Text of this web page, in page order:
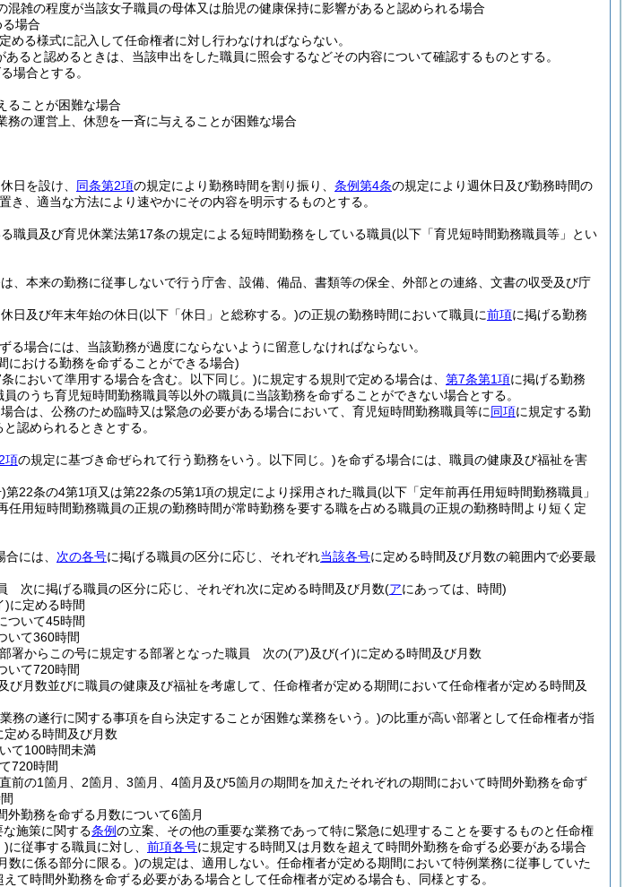
雑の程度が当該女子職員の母体又は胎児の健康保持に影響があると認められる場合
場合
める様式に記入して任命権者に対し行わなければならない。
ると認めるときは、当該申出をした職員に照会するなどその内容について確認するものとする。
場合とする。
ることが困難な場合
の運営上、休憩を一斉に与えることが困難な場合
日を設け、 同条第2項の規定により勤務時間を割り振り、 条例第4条の規定により週休日及び勤務時間の
き、適当な方法により速やかにその内容を明示するものとする。
職員及び育児休業法第17条の規定による短時間勤務をしている職員(以下「育児短時間勤務職員等」とい
、本来の勤務に従事しないで行う庁舎、設備、備品、書類等の保全、外部との連絡、文書の収受及び庁
日及び年末年始の休日(以下「休日」と総称する。)の正規の勤務時間において職員に前項に掲げる勤務
る場合には、当該勤務が過度にならないように留意しなければならない。
における勤務を命ずることができる場合)
において準用する場合を含む。以下同じ。)に規定する規則で定める場合は、 第7条第1項に掲げる勤務
のうち育児短時間勤務職員等以外の職員に当該勤務を命ずることができない場合とする。
合は、公務のため臨時又は緊急の必要がある場合において、育児短時間勤務職員等に同項に規定する勤
認められるときとする。
項の規定に基づき命ぜられて行う勤務をいう。以下同じ。)を命ずる場合には、職員の健康及び福祉を害
第22条の4第1項又は第22条の5第1項の規定により採用された職員(以下「定年前再任用短時間勤務職員」
任用短時間勤務職員の正規の勤務時間が常時勤務を要する職を占める職員の正規の勤務時間より短く定
には、 次の各号に掲げる職員の区分に応じ、それぞれ当該各号に定める時間及び月数の範囲内で必要最
次に掲げる職員の区分に応じ、それぞれ次に定める時間及び月数(アにあっては、時間)
)に定める時間
ついて45時間
いて360時間
署からこの号に規定する部署となった職員 次の(ア)及び(イ)に定める時間及び月数
いて720時間
び月数並びに職員の健康及び福祉を考慮して、任命権者が定める期間において任命権者が定める時間及
務の遂行に関する事項を自ら決定することが困難な業務をいう。)の比重が高い部署として任命権者が指
定める時間及び月数
て100時間未満
720時間
前の1箇月、2箇月、3箇月、4箇月及び5箇月の期間を加えたそれぞれの期間において時間外勤務を命ず
勤務を命ずる月数について6箇月
施策に関する条例の立案、その他の重要な業務であって特に緊急に処理することを要するものと任命権
)に従事する職員に対し、 前項各号に規定する時間又は月数を超えて時間外勤務を命ずる必要がある場合
数に係る部分に限る。)の規定は、適用しない。 任命権者が定める期間において特例業務に従事していた
て時間外勤務を命ずる必要がある場合として任命権者が定める場合も、同様とする。